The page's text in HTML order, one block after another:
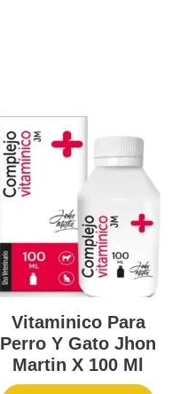
Vitaminico Para
Perro Y Gato Jhon
Martin X 100 Ml